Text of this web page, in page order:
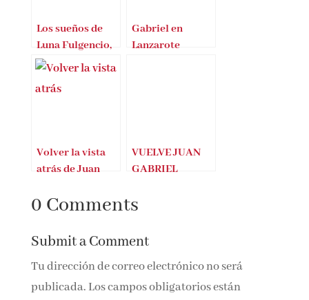
Los sueños de
Luna Fulgencio,
primer libro de
Gabriel en
Lanzarote
Volver la vista
atrás de Juan
VUELVE JUAN
GABRIEL
CANCIONES
INCENDIO
0 Comments
Submit a Comment
Tu dirección de correo electrónico no será
publicada.Los campos obligatorios están